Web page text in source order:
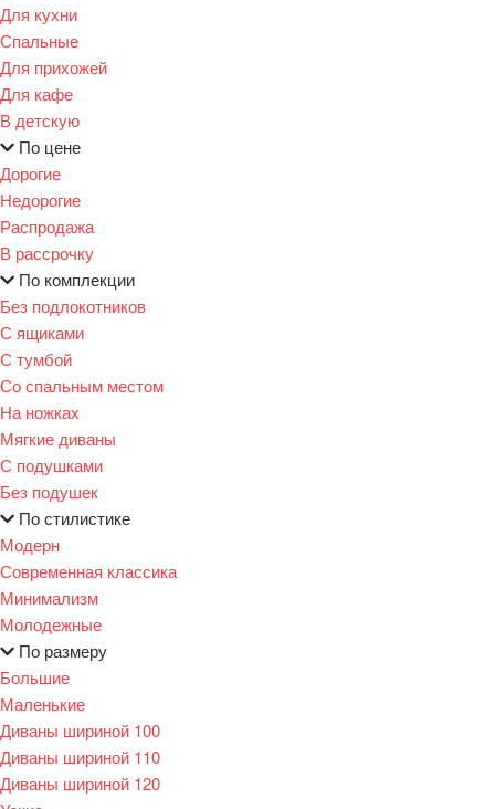
Для кухни
Спальные
Для прихожей
Для кафе
В детскую
По цене
Дорогие
Недорогие
Распродажа
В рассрочку
По комплекции
Без подлокотников
С ящиками
С тумбой
Со спальным местом
На ножках
Мягкие диваны
С подушками
Без подушек
По стилистике
Модерн
Современная классика
Минимализм
Молодежные
По размеру
Большие
Маленькие
Диваны шириной 100
Диваны шириной 110
Диваны шириной 120